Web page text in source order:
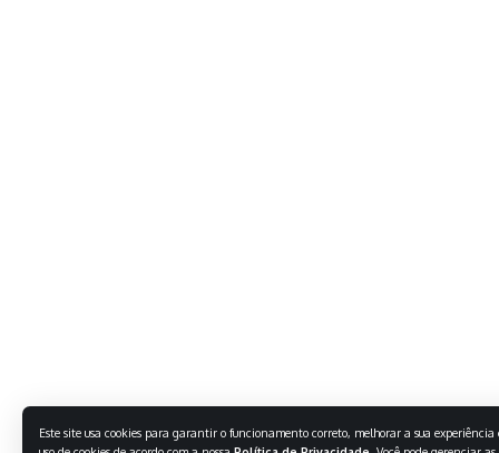
Este site usa cookies para garantir o funcionamento correto, melhorar a sua